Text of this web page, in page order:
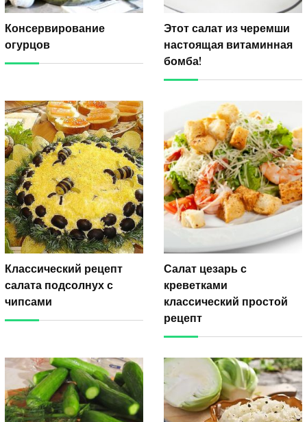
Консервирование
огурцов
Этот салат из черемши
настоящая витаминная
бомба!
Классический рецепт
салата подсолнух с
чипсами
Салат цезарь с
креветками
классический простой
рецепт